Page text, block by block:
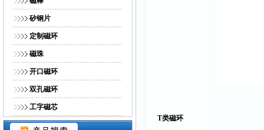
矽钢片
定制磁环
磁珠
开口磁环
双孔磁环
工字磁芯
T类磁环